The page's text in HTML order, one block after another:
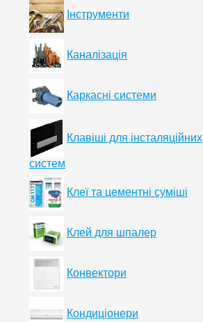
Інструменти
Каналізація
Каркасні системи
Клавіші для інсталяційних
систем
Клеї та цементні суміші
Клей для шпалер
Конвектори
Кондиціонери